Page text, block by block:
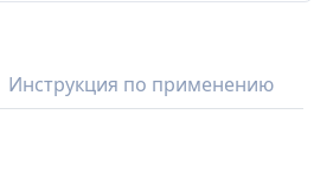
Инструкция по применению